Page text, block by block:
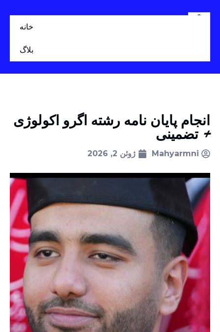
خانه
بلاگ
انجام پایان نامه رشته اگرو اکولوژی
+ تضمینی
Mahyarmni ژوئن 2, 2026